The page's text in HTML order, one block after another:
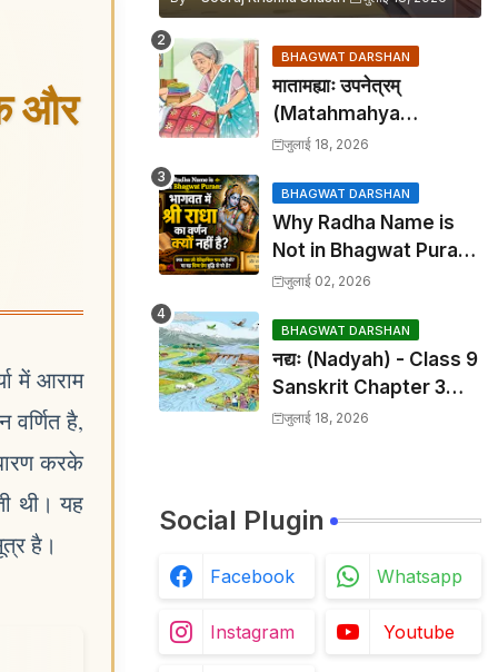
और
में आराम
वर्णित है,
करके
थी। यह
है।
BHAGWAT DARSHAN
मातामह्याः उपनेत्रम्
(Matahmahya
Upanetram) - Class 9
Translation &
Solutions
जुलाई 18, 2026
BHAGWAT DARSHAN
Why Radha Name is
Not in Bhagwat Puran:
भागवत में श्री राधा का वर्णन क्यों
जुलाई 02, 2026
BHAGWAT DARSHAN
नद्यः (Nadyah) - Class 9
Sanskrit Chapter 3
Translation &
जुलाई 18, 2026
Social Plugin
Facebook Whatsapp
Instagram Youtube